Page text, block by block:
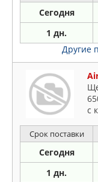
Сегодня
1 дн.
Другие
с
Срок поставки
Сегодня
1 дн.